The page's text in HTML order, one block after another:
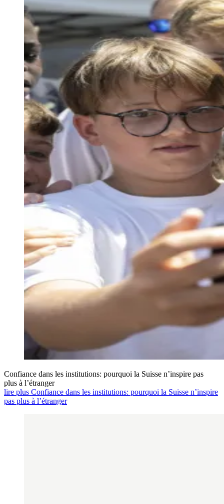
Confiance dans les institutions: pourquoi la Suisse n’inspire pas
plus à l’étranger
lire plus Confiance dans les institutions: pourquoi la Suisse n’inspire
pas plus à l’étranger